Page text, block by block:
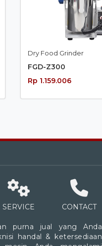
Dry Food Grinder
FGD-Z300
Rp 1.159.006
SERVICE CONTACT
purna jual yang Anda
handal & ketersediaan